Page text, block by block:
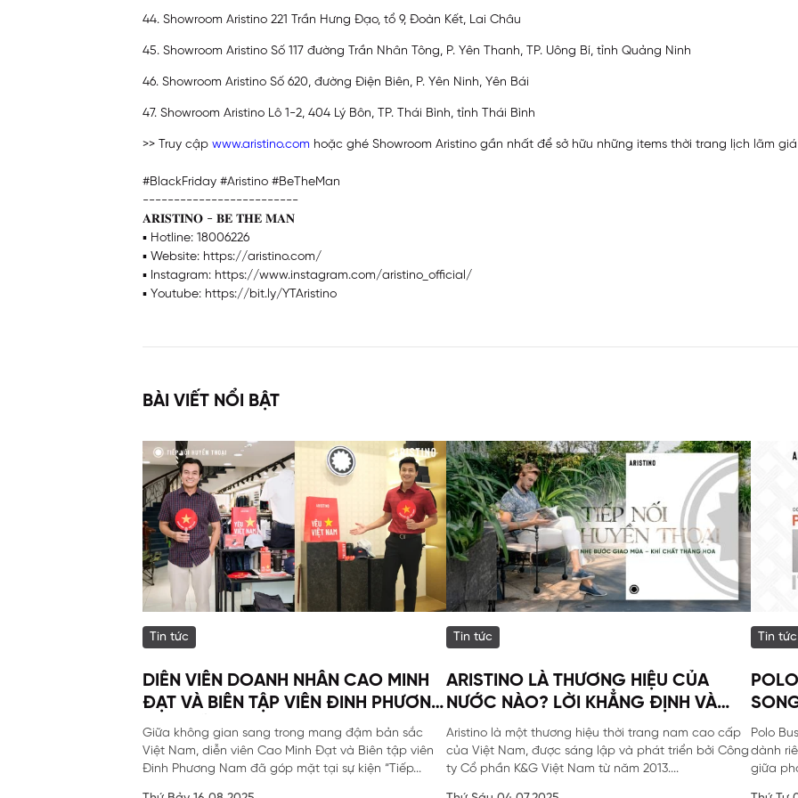
44. Showroom Aristino 221 Trần Hưng Đạo, tổ 9, Đoàn Kết, Lai Châu
45. Showroom Aristino Số 117 đường Trần Nhân Tông, P. Yên Thanh, TP. Uông Bí, tỉnh Quảng Ninh
46. Showroom Aristino Số 620, đường Điện Biên, P. Yên Ninh, Yên Bái
47. Showroom Aristino Lô 1-2, 404 Lý Bôn, TP. Thái Bình, tỉnh Thái Bình
>> Truy cập www.aristino.com hoặc ghé Showroom Aristino gần nhất để sở hữu những items thời trang lịch lãm
#BlackFriday #Aristino #BeTheMan
-------------------------
𝐀𝐑𝐈𝐒𝐓𝐈𝐍𝐎 - 𝐁𝐄 𝐓𝐇𝐄 𝐌𝐀𝐍
▪️ Hotline: 18006226
▪️ Website: https://aristino.com/
▪️ Instagram: https://www.instagram.com/aristino_official/
▪️ Youtube: https://bit.ly/YTAristino
BÀI VIẾT NỔI BẬT
Tin tức
DIỄN VIÊN DOANH NHÂN CAO MINH
ĐẠT VÀ BIÊN TẬP VIÊN ĐINH PHƯƠNG
NAM ĐÃ GÓP MẶT TẠI SỰ KIỆN ĐẶC
BIỆT CỦA ARISTINO.
Giữa không gian sang trong mang đậm bản sắc
Việt Nam, diễn viên Cao Minh Đạt và Biên tập viên
Đinh Phương Nam đã góp mặt tại sự kiện “Tiếp...
Tin tức
ARISTINO LÀ THƯƠNG HIỆU CỦA
NƯỚC NÀO? LỜI KHẲNG ĐỊNH VÀ
THÔNG TIN TOÀN DIỆN
Aristino là một thương hiệu thời trang nam cao cấp
của Việt Nam, được sáng lập và phát triển bởi Công
ty Cổ phần K&G Việt Nam từ năm 2013....
Tin tức
Polo
dành
giữa